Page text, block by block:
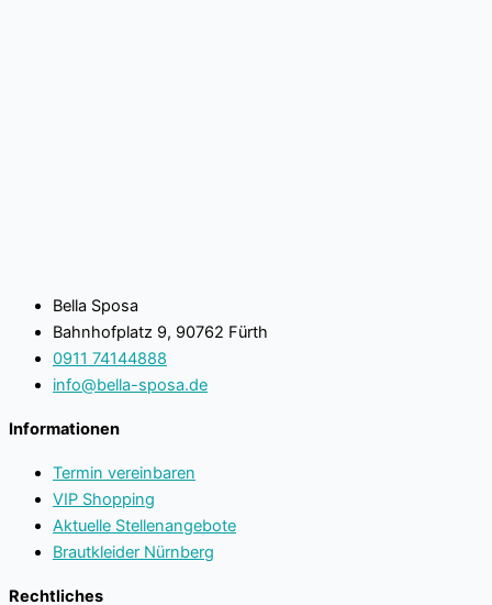
Bella Sposa
Bahnhofplatz 9, 90762 Fürth
0911 74144888
info@bella-sposa.de
Informationen
Termin vereinbaren
VIP Shopping
Aktuelle Stellenangebote
Brautkleider Nürnberg
Rechtliches